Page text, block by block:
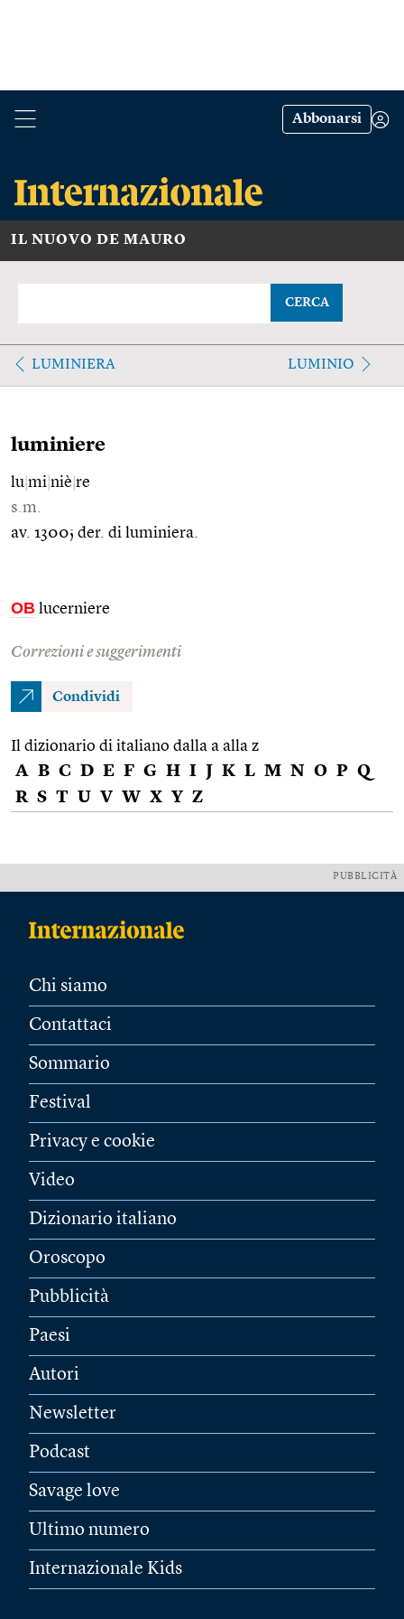
Abbonarsi
IL NUOVO DE MAURO
CERCA
LUMINIERA LUMINIO
luminiere
lu mi niè re
s.m.
av. 1300; der. di luminiera.
OB lucerniere
Correzioni e suggerimenti
Condividi
Il dizionario di italiano dalla a alla z
A B C D E F G H I J K L M N O P Q
R S T U V W X Y Z
PUBBLICITÀ
Chi siamo
Contattaci
Sommario
Festival
Privacy e cookie
Video
Dizionario italiano
Oroscopo
Pubblicità
Paesi
Autori
Newsletter
Podcast
Savage love
Ultimo numero
Internazionale Kids